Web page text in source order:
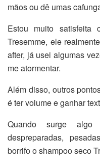
mãos ou dê umas
Estou muito satisfeita
Tresemme, ele
after, já usei algumas
me atormentar.
Além disso, outros
é ter volume e ganhar
Quando surge
despreparadas,
borrifo o shampoo seco